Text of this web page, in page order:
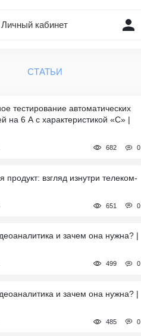
Личный кабинет
СТАТЬИ
тестирование автоматических
на 6 А с характеристикой «C» |
682 0
продукт: взгляд изнутри телеком-
651 0
и зачем она нужна? |
499 0
и зачем она нужна? |
485 0